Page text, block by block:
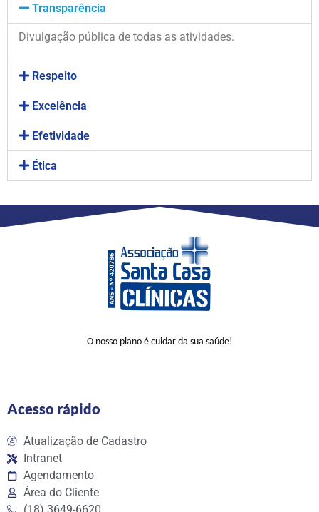
Transparência
Divulgação pública de todas as atividades.
Respeito
Excelência
Efetividade
Ética
O nosso plano é cuidar da sua saúde!
Acesso rápido
Atualização de Cadastro
Intranet
Agendamento
Área do Cliente